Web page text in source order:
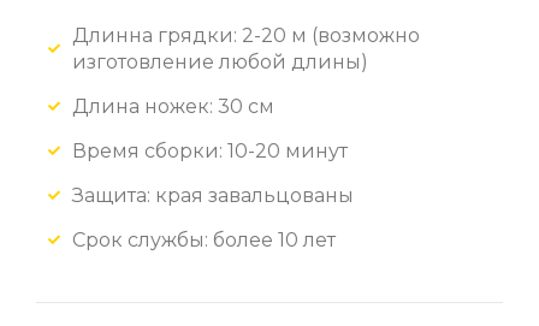
Длинна грядки: 2-20 м (возможно
изготовление любой длины)
Длина ножек: 30 см
Время сборки: 10-20 минут
Защита: края завальцованы
Срок службы: более 10 лет